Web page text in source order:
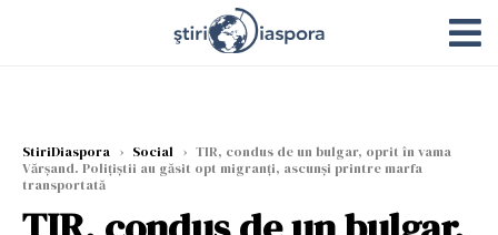
StiriDiaspora › Social › TIR, condus de un bulgar, oprit în vama
Vărșand. Polițiștii au găsit opt migranți, ascunși printre marfa
transportată